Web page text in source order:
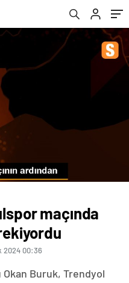
maçında
2024 00:36
Buruk, Trendyol